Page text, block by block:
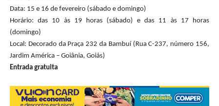
Data: 15 e 16 de fevereiro (sábado e domingo)
Horário: das 10 às 19 horas (sábado) e das 11 às 17 horas
(domingo)
Local: Decorado da Praça 232 da Bambuí (Rua C-237, número 156,
Jardim América – Goiânia, Goiás)
Entrada gratuita